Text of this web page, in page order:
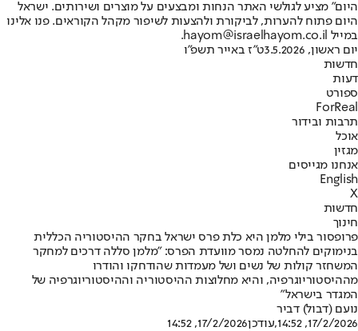
היום" מציע לגולשי האתר הנחות ומבצעים על מוצרים ושירותים. ישראל
היום פתוח להערות, לביקורת ולהצעות לשיפור מקהל הקוראים. פנו אלינו
במייל hayom@israelhayom.co.il.
יום ראשון, 3.5.2026
ט"ז באייר תשפ"ו
חדשות
דעות
ספורט
ForReal
תרבות ובידור
אוכל
מגזין
אנחנו מגייסים
English
X
חדשות
חינוך
פרופסור בילי מלמן היא כלת פרס ישראל בחקר ההיסטוריה הכללית
בנימוקים להחלטה נמסר מוועדת הפרס: "מלמן סללה דרכים למחקר
המשחזר קולות של נשים ושל מעמדות שהודחקו והודרו
מההיסטוריוגרפיה, והיא מחלוצות ההיסטוריה וההיסטוריוגרפיה של
המגדר בישראל"
נועם (דבול) דביר
17/2/2026, 14:52
,עודכן17/2/2026, 14:52